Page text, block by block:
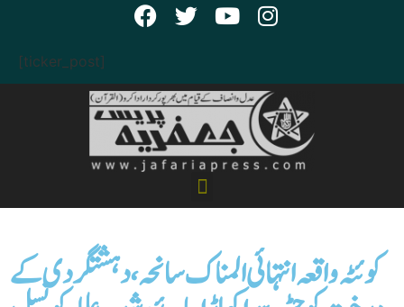
[ticker_post]
کوئٹہ واقعہ انتہائی المناک سانحہ، دہشتگردی کے